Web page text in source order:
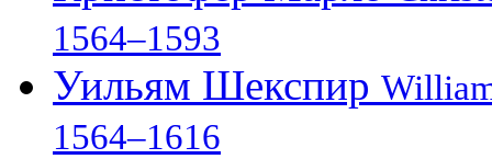
1564–1593
Уильям Шекспир
1564–1616